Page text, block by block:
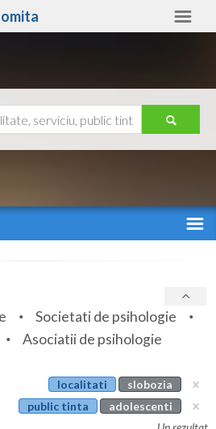
Ajutor
Societati de psihologie
Asociatii de psihologie
localitati
slobozia
public tinta
adolescenti